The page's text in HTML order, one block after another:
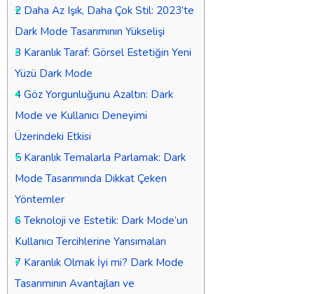
2 Daha Az Işık, Daha Çok Stil: 2023’te
Dark Mode Tasarımının Yükselişi
3 Karanlık Taraf: Görsel Estetiğin Yeni
Yüzü Dark Mode
4 Göz Yorgunluğunu Azaltın: Dark
Mode ve Kullanıcı Deneyimi
Üzerindeki Etkisi
5 Karanlık Temalarla Parlamak: Dark
Mode Tasarımında Dikkat Çeken
Yöntemler
6 Teknoloji ve Estetik: Dark Mode’un
Kullanıcı Tercihlerine Yansımaları
7 Karanlık Olmak İyi mi? Dark Mode
Tasarımının Avantajları ve